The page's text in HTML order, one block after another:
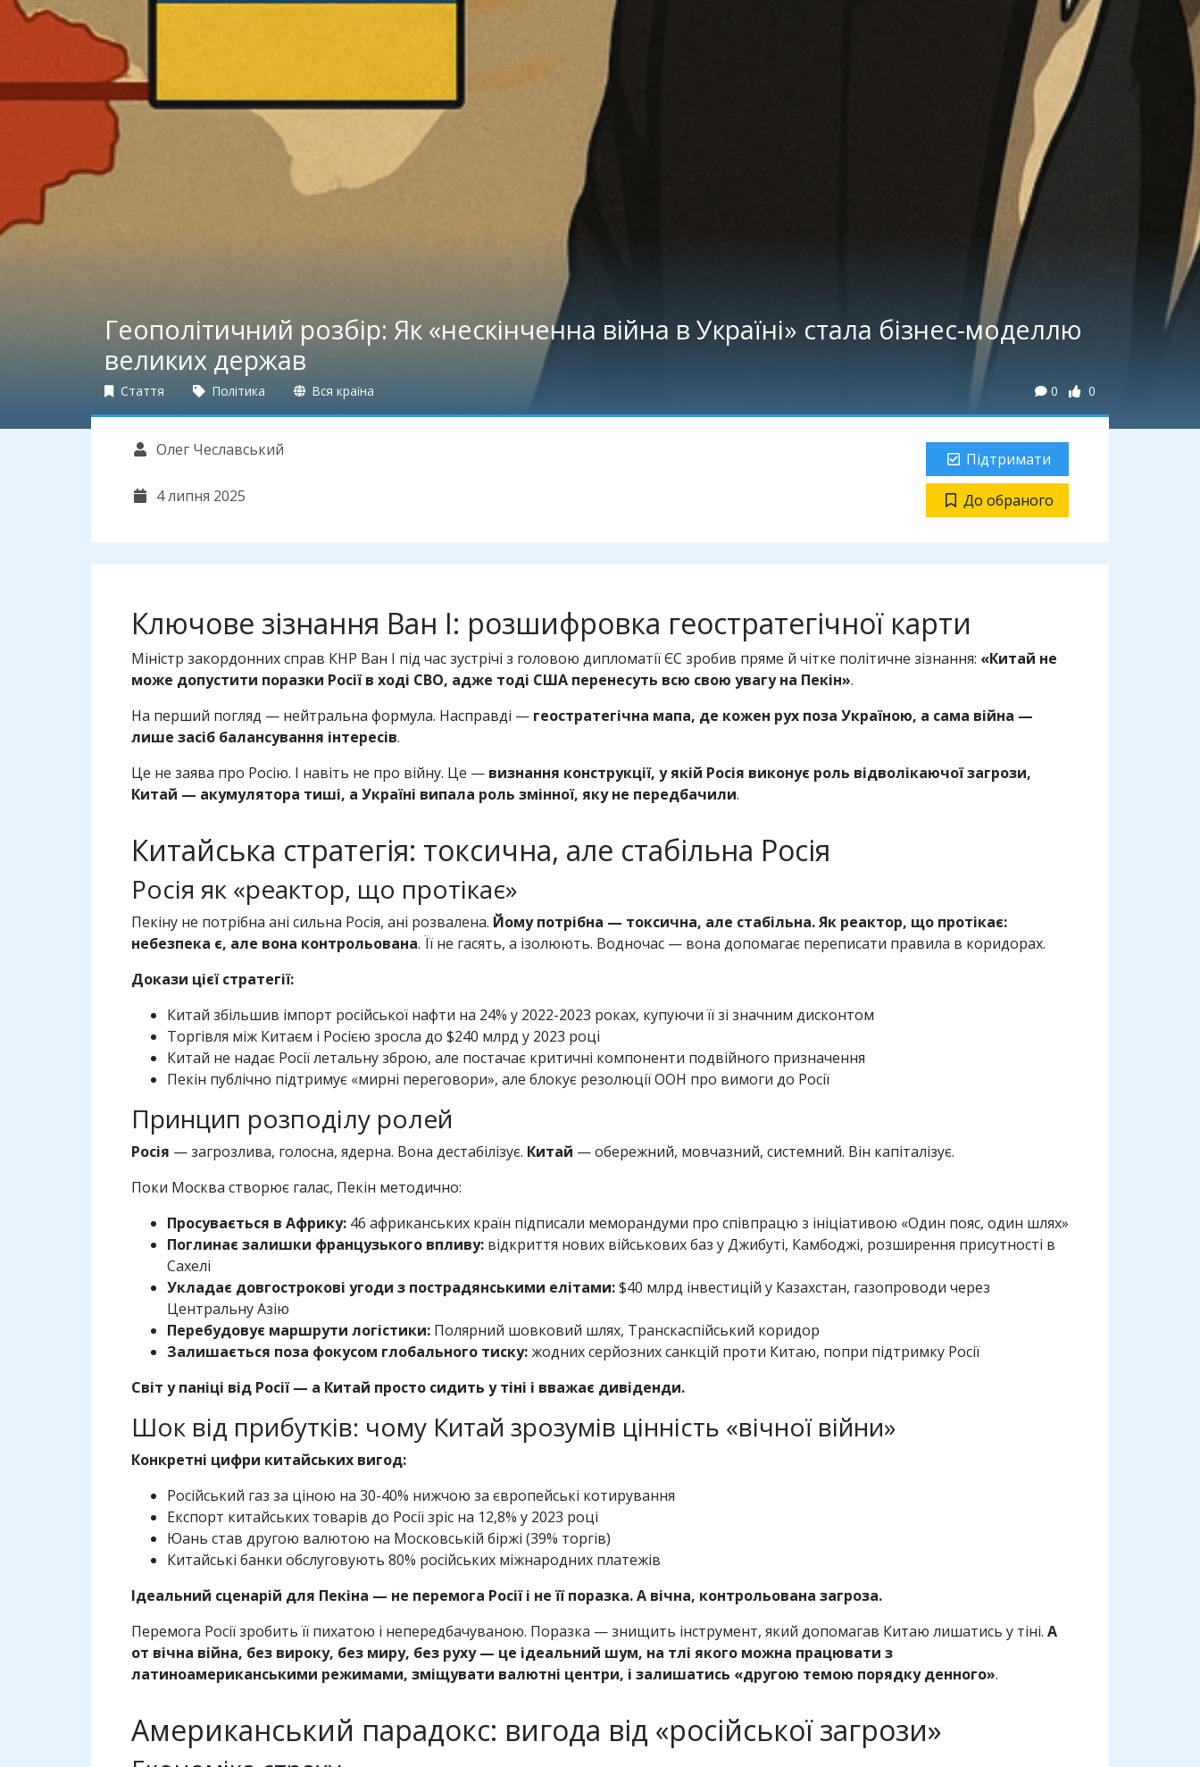
Геополітичний розбір: Як «нескінченна війна в Україні» стала бізнес-моделлю
великих держав
Стаття Політика Вся країна 0 0
Олег Чеславський
4 липня 2025
Підтримати
До обраного
Ключове зізнання Ван І: розшифровка геостратегічної карти
Міністр закордонних справ КНР Ван І під час зустрічі з головою дипломатії ЄС зробив пряме й чітке політичне зізнання: «Китай не
може допустити поразки Росії в ході СВО, адже тоді США перенесуть всю свою увагу на Пекін».
На перший погляд — нейтральна формула. Насправді — геостратегічна мапа, де кожен рух поза Україною, а сама війна —
лише засіб балансування інтересів.
Це не заява про Росію. І навіть не про війну. Це — визнання конструкції, у якій Росія виконує роль відволікаючої загрози,
Китай — акумулятора тиші, а Україні випала роль змінної, яку не передбачили.
Китайська стратегія: токсична, але стабільна Росія
Росія як «реактор, що протікає»
Пекіну не потрібна ані сильна Росія, ані розвалена. Йому потрібна — токсична, але стабільна. Як реактор, що протікає:
небезпека є, але вона контрольована. Її не гасять, а ізолюють. Водночас — вона допомагає переписати правила в коридорах.
Докази цієї стратегії:
Китай збільшив імпорт російської нафти на 24% у 2022-2023 роках, купуючи її зі значним дисконтом
Торгівля між Китаєм і Росією зросла до $240 млрд у 2023 році
Китай не надає Росії летальну зброю, але постачає критичні компоненти подвійного призначення
Пекін публічно підтримує «мирні переговори», але блокує резолюції ООН про вимоги до Росії
Принцип розподілу ролей
Росія — загрозлива, голосна, ядерна. Вона дестабілізує. Китай — обережний, мовчазний, системний. Він капіталізує.
Поки Москва створює галас, Пекін методично:
Просувається в Африку: 46 африканських країн підписали меморандуми про співпрацю з ініціативою «Один пояс, один шлях»
Поглинає залишки французького впливу: відкриття нових військових баз у Джибуті, Камбоджі, розширення присутності в
Сахелі
Укладає довгострокові угоди з пострадянськими елітами:$40 млрд інвестицій у Казахстан, газопроводи через
Центральну Азію
Перебудовує маршрути логістики: Полярний шовковий шлях, Транскаспійський коридор
Залишається поза фокусом глобального тиску:жодних серйозних санкцій проти Китаю, попри підтримку Росії
Світ у паніці від Росії — а Китай просто сидить у тіні і вважає дивіденди.
Шок від прибутків: чому Китай зрозумів цінність «вічної війни»
Конкретні цифри китайських вигод:
Російський газ за ціною на 30-40% нижчою за європейські котирування
Експорт китайських товарів до Росії зріс на 12,8% у 2023 році
Юань став другою валютою на Московській біржі (39% торгів)
Китайські банки обслуговують 80% російських міжнародних платежів
Ідеальний сценарій для Пекіна — не перемога Росії і не її поразка. А вічна, контрольована загроза.
Перемога Росії зробить її пихатою і непередбачуваною. Поразка — знищить інструмент, який допомагав Китаю лишатись у тіні. А
от вічна війна, без вироку, без миру, без руху — це ідеальний шум, на тлі якого можна працювати з
латиноамериканськими режимами, зміщувати валютні центри, і залишатись «другою темою порядку денного».
Американський парадокс: вигода від «російської загрози»